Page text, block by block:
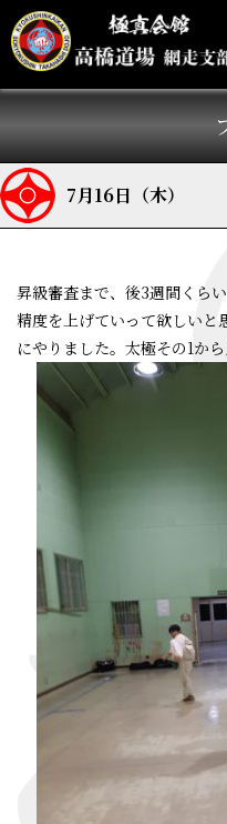
7月16日（木）
昇級審査まで、後3週間くら
精度を上げていって欲しいと
にやりました。 太極その1か